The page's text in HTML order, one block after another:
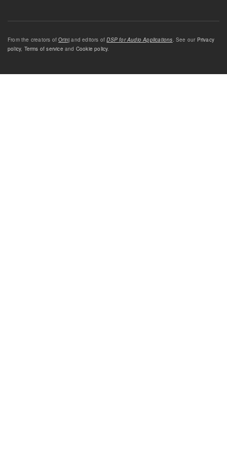
From the creators ofOrinj and editors ofDSP for Audio Applications . See our Privacy
policy, Terms of service and Cookie policy.